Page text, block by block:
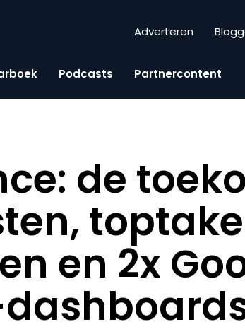
Adverteren
Podcasts Partnercontent
de
en 2x